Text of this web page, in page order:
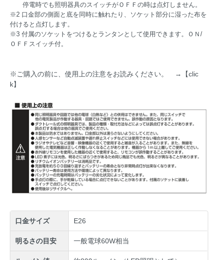
停電時でも照明器具のスイッチがＯＦＦの時は点灯しません。
※2 口金部の側面と底を同時に触れたり、ソケット部分に湿った布を
付けると点灯します。
※3 付属のソケットをつけるとランタンとして使用できます。ＯＮ/
ＯＦＦスイッチ付。
※ご購入の前に、使用上の注意をお読みください。 →【clic
k】
口金サイズ E26
明るさの目安 一般電球60W相当